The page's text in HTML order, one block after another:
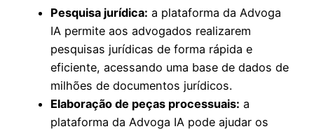
Pesquisa jurídica: a plataforma da Advoga
IA permite aos advogados realizarem
pesquisas jurídicas de forma rápida e
eficiente, acessando uma base de dados de
milhões de documentos jurídicos.
Elaboração de peças processuais: a
plataforma da Advoga IA pode ajudar os